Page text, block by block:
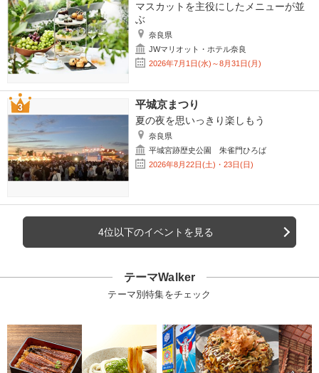
マスカットを主役にしたメニューが並
ぶ
奈良県
JWマリオット・ホテル奈良
2026年7月1日(水)～8月31日(月)
平城京まつり
夏の夜を思いっきり楽しもう
奈良県
平城宮跡歴史公園 朱雀門ひろば
2026年8月22日(土)・23日(日)
4位以下のイベントを見る
テーマWalker
テーマ別特集をチェック